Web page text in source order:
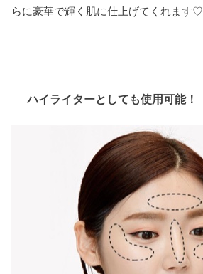
らに豪華で輝く肌に仕上げてくれます♡
ハイライターとしても使用可能！